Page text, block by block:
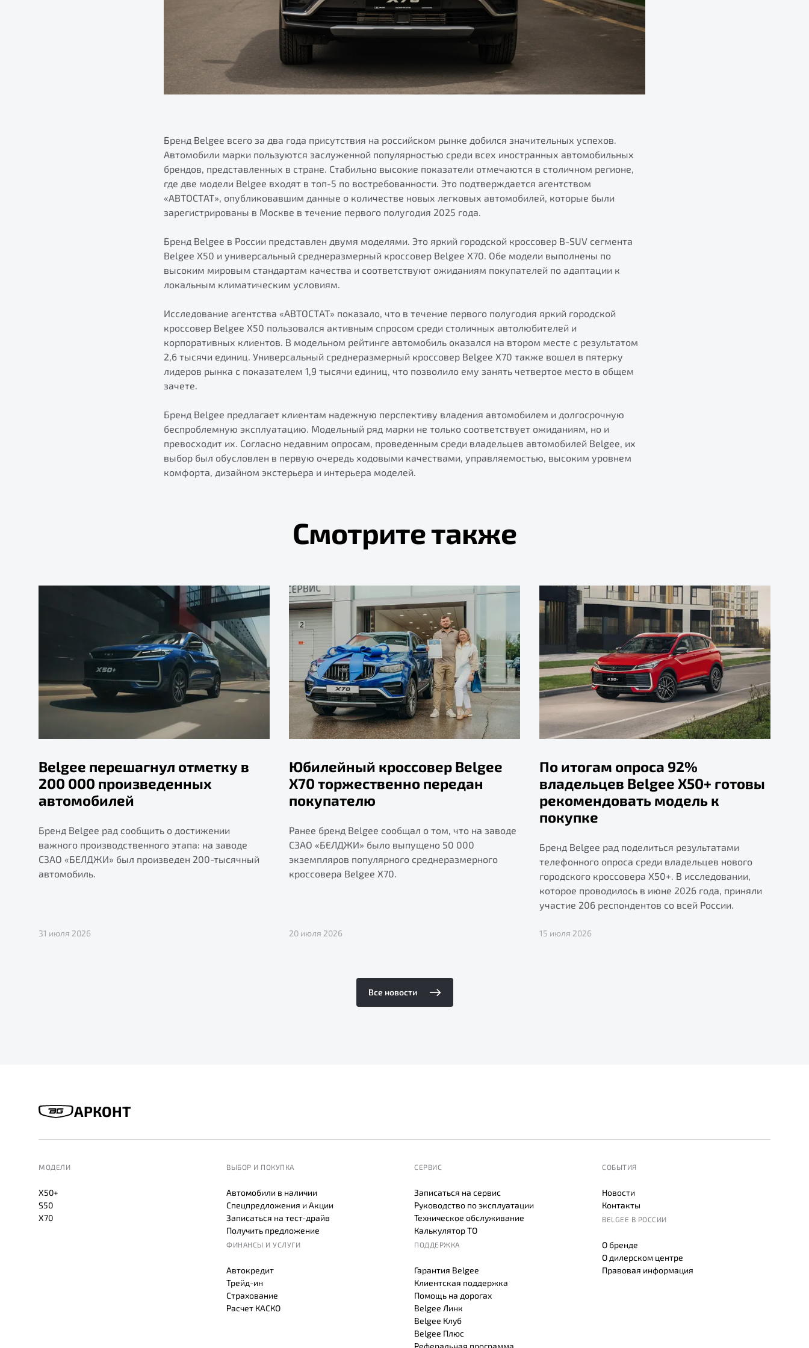
Бренд Belgee всего за два года присутствия на российском рынке добился значительных успехов.
Автомобили марки пользуются заслуженной популярностью среди всех иностранных автомобильных
брендов, представленных в стране. Стабильно высокие показатели отмечаются в столичном регионе,
где две модели Belgee входят в топ-5 по востребованности. Это подтверждается агентством
«АВТОСТАТ», опубликовавшим данные о количестве новых легковых автомобилей, которые были
зарегистрированы в Москве в течение первого полугодия 2025 года.
Бренд Belgee в России представлен двумя моделями. Это яркий городской кроссовер B-SUV сегмента
Belgee X50 и универсальный среднеразмерный кроссовер Belgee X70. Обе модели выполнены по
высоким мировым стандартам качества и соответствуют ожиданиям покупателей по адаптации к
локальным климатическим условиям.
Исследование агентства «АВТОСТАТ» показало, что в течение первого полугодия яркий городской
кроссовер Belgee X50 пользовался активным спросом среди столичных автолюбителей и
корпоративных клиентов. В модельном рейтинге автомобиль оказался на втором месте с результатом
2,6 тысячи единиц. Универсальный среднеразмерный кроссовер Belgee X70 также вошел в пятерку
лидеров рынка с показателем 1,9 тысячи единиц, что позволило ему занять четвертое место в общем
зачете.
Бренд Belgee предлагает клиентам надежную перспективу владения автомобилем и долгосрочную
беспроблемную эксплуатацию. Модельный ряд марки не только соответствует ожиданиям, но и
превосходит их. Согласно недавним опросам, проведенным среди владельцев автомобилей Belgee, их
выбор был обусловлен в первую очередь ходовыми качествами, управляемостью, высоким уровнем
комфорта, дизайном экстерьера и интерьера моделей.
Смотрите также
Belgee перешагнул отметку в
200 000 произведенных
автомобилей
Бренд Belgee рад сообщить о достижении
важного производственного этапа: на заводе
СЗАО «БЕЛДЖИ» был произведен 200-тысячный
автомобиль.
31 июля 2026
Юбилейный кроссовер Belgee
X70 торжественно передан
покупателю
Ранее бренд Belgee сообщал о том, что на заводе
СЗАО «БЕЛДЖИ» было выпущено 50 000
экземпляров популярного среднеразмерного
кроссовера Belgee X70.
20 июля 2026
По итогам опроса 92%
владельцев Belgee X50+ готовы
рекомендовать модель к
покупке
Бренд Belgee рад поделиться результатами
телефонного опроса среди владельцев нового
городского кроссовера X50+. В исследовании,
которое проводилось в июне 2026 года, приняли
участие 206 респондентов со всей России.
15 июля 2026
Все новости
АРКОНТ
МОДЕЛИ
X50+
S50
X70
ВЫБОР И ПОКУПКА
Автомобили в наличии
Спецпредложения и Акции
Записаться на тест-драйв
Получить предложение
ФИНАНСЫ И УСЛУГИ
Автокредит
Трейд-ин
Страхование
Расчет КАСКО
СЕРВИС
Записаться на сервис
Руководство по эксплуатации
Техническое обслуживание
Калькулятор ТО
ПОДДЕРЖКА
Гарантия Belgee
Клиентская поддержка
Помощь на дорогах
Belgee Линк
Belgee Клуб
Belgee Плюс
СОБЫТИЯ
Новости
Контакты
BELGEE В РОССИИ
О бренде
О дилерском центре
Правовая информация